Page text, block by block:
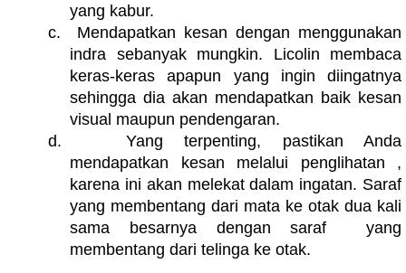
yang kabur.
c.
Mendapatkan kesan dengan menggunakan
indra sebanyak mungkin. Licolin membaca
keras-keras apapun yang ingin diingatnya
sehingga dia akan mendapatkan baik kesan
visual maupun pendengaran.
d.
Yang terpenting, pastikan Anda
mendapatkan kesan melalui penglihatan ,
karena ini akan melekat dalam ingatan. Saraf
yang membentang dari mata ke otak dua kali
sama besarnya dengan saraf
yang
membentang dari telinga ke otak.